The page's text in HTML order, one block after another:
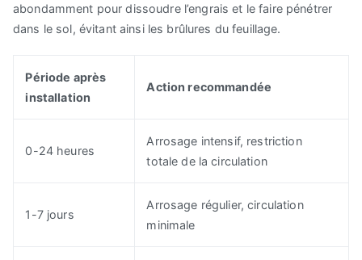
abondamment pour dissoudre l’engrais et le faire pénétrer
dans le sol, évitant ainsi les brûlures du feuillage.
Période après
installation
Action recommandée
0-24 heures
Arrosage intensif, restriction
totale de la circulation
1-7 jours
Arrosage régulier, circulation
minimale